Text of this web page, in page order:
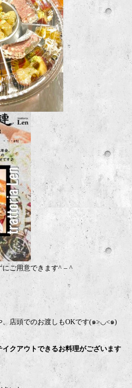
にご用意できます^ – ^
、店頭でのお渡しもOKです(๑>◡<๑)
クアウトできるお料理がございます